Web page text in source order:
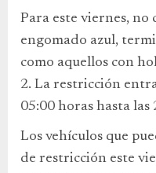
Para este viernes, no
engomado azul,
como aquellos con
2. La restricción
05:00 horas hasta las
Los vehículos que
de restricción este